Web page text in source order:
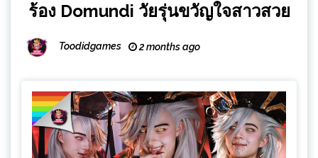
ร้อง Domundi วัยรุ่นขวัญใจสาวสวย
Toodidgames 2 months ago